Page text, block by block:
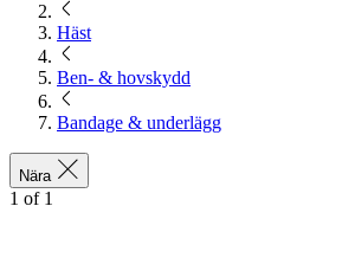
Häst
Ben- & hovskydd
Bandage & underlägg
Nära
1 of 1